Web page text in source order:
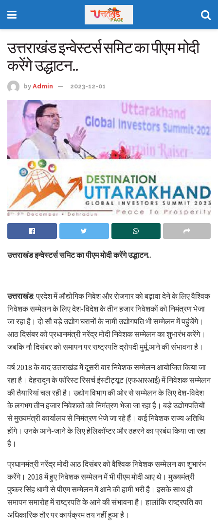
उत्तराखंड इन्वेस्टर्स समिट का पीएम मोदी
करेंगे उद्धाटन..
by Admin 2023-12-01
उत्तराखंड इन्वेस्टर्स समिट का पीएम मोदी करेंगे उद्धाटन..
उत्तराखंड: प्रदेश में औद्योगिक निवेश और रोजगार को बढ़ावा देने के लिए वैश्विक
निवेशक सम्मेलन के लिए देश-विदेश के तीन हजार निवेशकों को निमंत्रण भेजा
जा रहा है। दो सौ बड़े उद्योग घरानों के नामी उद्योगपति भी सम्मेलन में पहुंचेंगे।
आठ दिसंबर को प्रधानमंत्री नरेंद्र मोदी निवेशक सम्मेलन का शुभारंभ करेंगे।
जबकि नौ दिसंबर को समापन पर राष्ट्रपति द्रोपदी मुर्मू आने की संभावना है।
वर्ष 2018 के बाद उत्तराखंड में दूसरी बार निवेशक सम्मेलन आयोजित किया जा
रहा है। देहरादून के फॉरेस्ट रिसर्च इंस्टीट्यूट (एफआरआई) में निवेशक सम्मेलन
की तैयारियां चल रही है। उद्योग विभाग की ओर से सम्मेलन के लिए देश-विदेश
के लगभग तीन हजार निवेशकों को निमंत्रण भेजा जा रहा है। बड़े उद्योगपतियों
से मुख्यमंत्री कार्यालय से निमंत्रण भेजे जा रहे हैं। कई निवेशक राज्य अतिथि
होंगे। उनके आने-जाने के लिए हेलिकॉप्टर और ठहरने का प्रबंध किया जा रहा
है।
प्रधानमंत्री नरेंद्र मोदी आठ दिसंबर को वैश्विक निवेशक सम्मेलन का शुभारंभ
करेंगे। 2018 में हुए निवेशक सम्मेलन में भी पीएम मोदी आए थे। मुख्यमंत्री
पुष्कर सिंह धामी से पीएम सम्मेलन में आने की हामी भरी है। इसके साथ ही
समापन समारोह में राष्ट्रपति के आने की संभावना है। हालांकि राष्ट्रपति का
अधिकारिक तौर पर कार्यक्रम तय नहीं हुआ है।